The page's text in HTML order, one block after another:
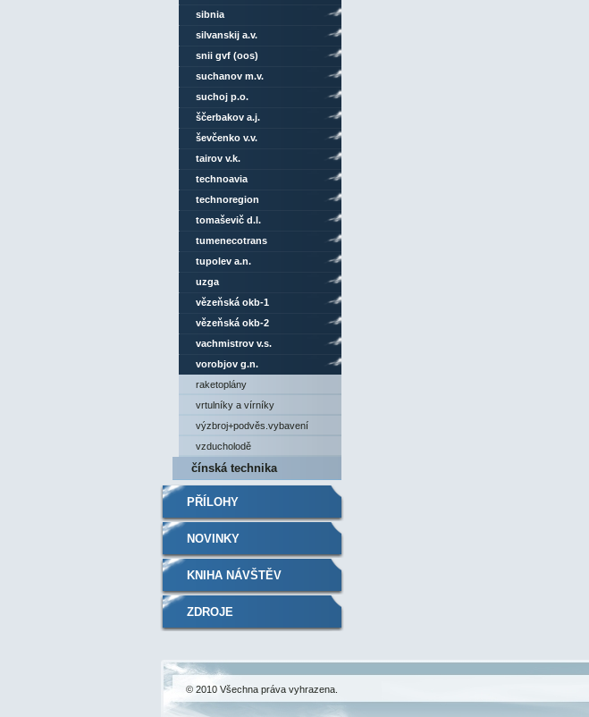
sibnia
silvanskij a.v.
snii gvf (oos)
suchanov m.v.
suchoj p.o.
ščerbakov a.j.
ševčenko v.v.
tairov v.k.
technoavia
technoregion
tomaševič d.l.
tumenecotrans
tupolev a.n.
uzga
vězeňská okb-1
vězeňská okb-2
vachmistrov v.s.
vorobjov g.n.
raketoplány
vrtulníky a vírníky
výzbroj+podvěs.vybavení
vzducholodě
čínská technika
PŘÍLOHY
NOVINKY
KNIHA NÁVŠTĚV
ZDROJE
© 2010 Všechna práva vyhrazena.